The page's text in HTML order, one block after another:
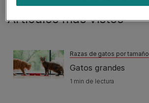
Artículos más vistos
Razas de gatos por tamaño
Gatos grandes
1 min de lectura